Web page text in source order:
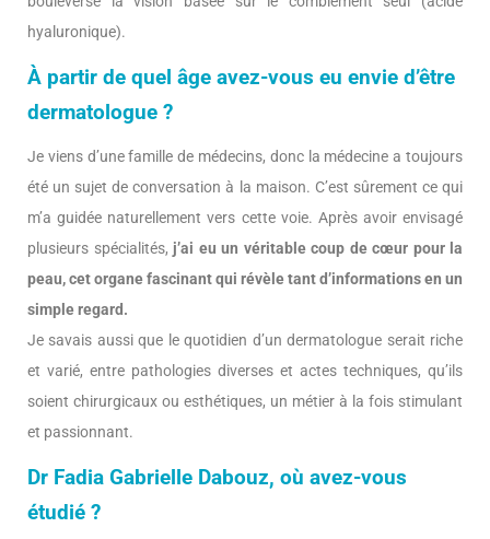
hyaluronique).
À partir de quel âge avez-vous eu envie d’être
dermatologue ?
Je viens d’une famille de médecins, donc la médecine a toujours
été un sujet de conversation à la maison. C’est sûrement ce qui
m’a guidée naturellement vers cette voie. Après avoir envisagé
plusieurs spécialités, j’ai eu un véritable coup de cœur pour la
peau, cet organe fascinant qui révèle tant d’informations en un
simple regard.
Je savais aussi que le quotidien d’un dermatologue serait riche
et varié, entre pathologies diverses et actes techniques, qu’ils
soient chirurgicaux ou esthétiques, un métier à la fois stimulant
et passionnant.
Dr Fadia Gabrielle Dabouz, où avez-vous
étudié ?